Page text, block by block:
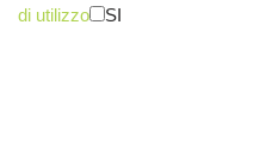
di utilizzo
SI